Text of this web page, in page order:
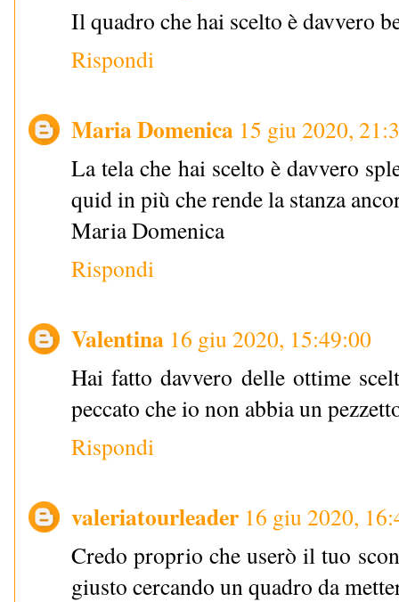
Il quadro che hai scelto è davvero
Rispondi
Maria Domenica 15 giu 2020,
La tela che hai scelto è davvero
quid in più che rende la stanza
Maria Domenica
Rispondi
Valentina 16 giu 2020, 15:49:00
Hai fatto davvero delle ottime
peccato che io non abbia un
Rispondi
valeriatourleader 16 giu 2020,
Credo proprio che userò il tuo
giusto cercando un quadro da